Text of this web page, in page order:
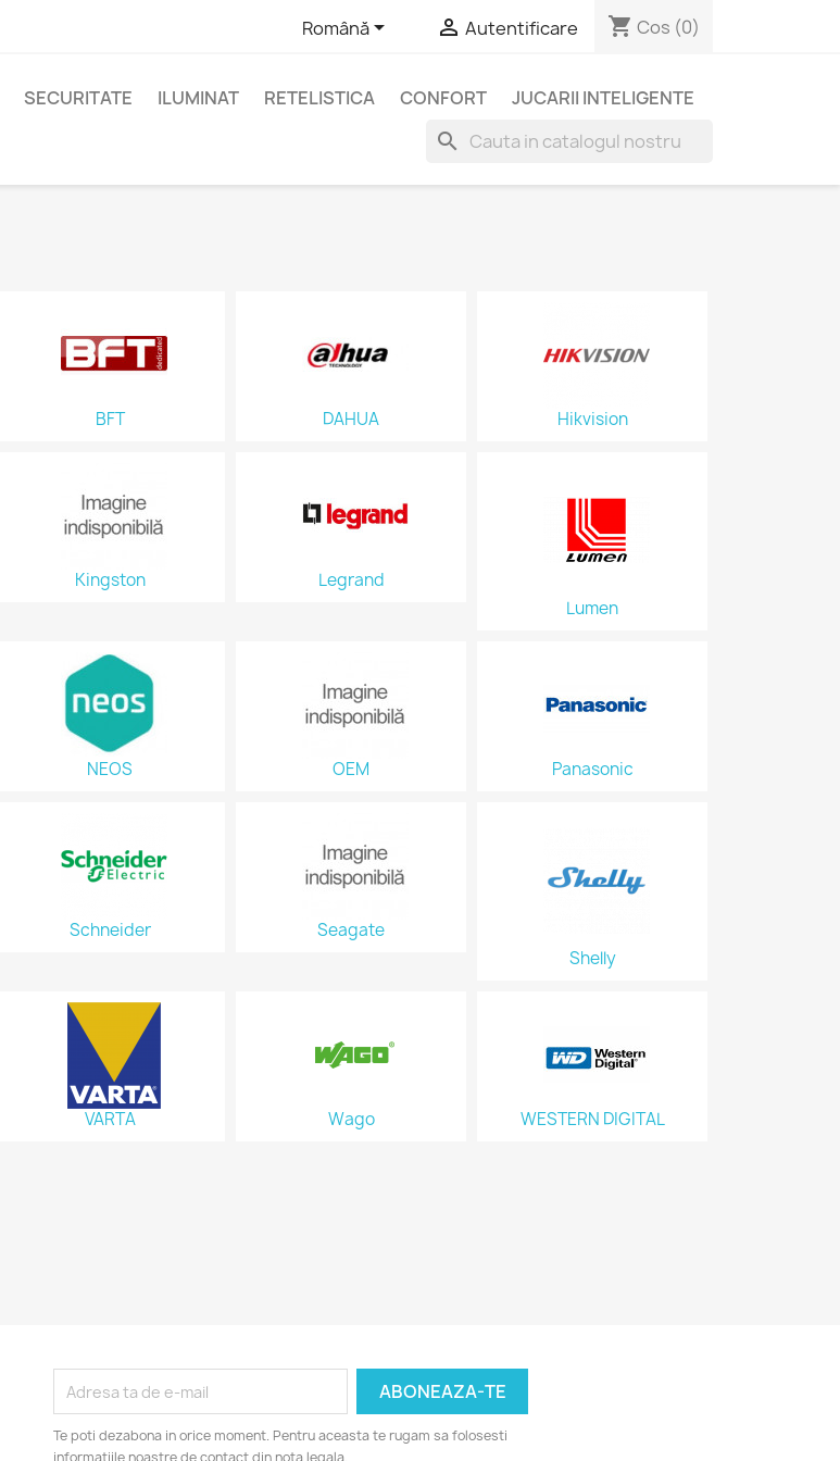
Română  Autentificare shopping_cart Cos (0)
SECURITATE ILUMINAT RETELISTICA CONFORT JUCARII INTELIGENTE
search
BFT DAHUA Hikvision
Kingston
Legrand
Lumen
NEOS OEM Panasonic
Schneider
Seagate
Shelly
VARTA Wago WESTERN DIGITAL
Te poti dezabona in orice moment. Pentru aceasta te rugam sa folosesti
informatiile noastre de contact din nota legala.